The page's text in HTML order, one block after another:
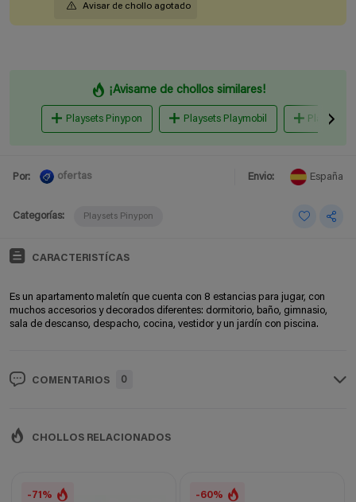
Avisar de chollo agotado
¡Avisame de chollos similares!
Playsets Pinypon Playsets Playmobil Playsets
Por: ofertas Envio: España
Categorías: Playsets Pinypon
CARACTERISTÍCAS
Es un apartamento maletín que cuenta con 8 estancias para jugar, con
muchos accesorios y decorados diferentes: dormitorio, baño, gimnasio,
sala de descanso, despacho, cocina, vestidor y un jardín con piscina.
COMENTARIOS 0
CHOLLOS RELACIONADOS
-71% -60%